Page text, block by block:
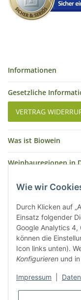
Wie wir
Durch Klicken auf
Einsatz folgender
Google Analytics 4,
können die
Icon links unten).
Konfigurieren und
Impressum
Informationen
Gesetzliche
VERTRAG
Was ist Biowein
Weinbauregionen in
Weinbauregionen
Weiße Rebsorten
Rote Rebsorten